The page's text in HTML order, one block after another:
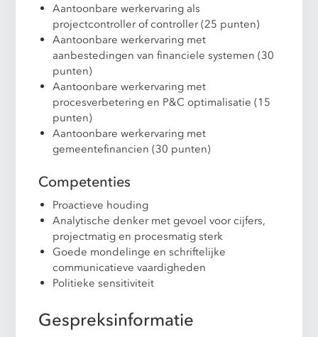
Aantoonbare werkervaring als
projectcontroller of controller (25 punten)
Aantoonbare werkervaring met
aanbestedingen van financiele systemen (30
punten)
Aantoonbare werkervaring met
procesverbetering en P&C optimalisatie (15
punten)
Aantoonbare werkervaring met
gemeentefinancien (30 punten)
Competenties
Proactieve houding
Analytische denker met gevoel voor cijfers,
projectmatig en procesmatig sterk
Goede mondelinge en schriftelijke
communicatieve vaardigheden
Politieke sensitiviteit
Gespreksinformatie